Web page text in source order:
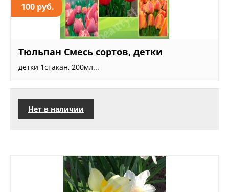
100 руб.
Тюльпан Смесь сортов, детки
детки 1стакан, 200мл...
Нет в наличии